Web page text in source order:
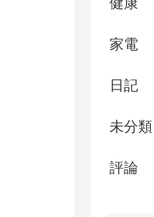
家電
日記
未分類
評論